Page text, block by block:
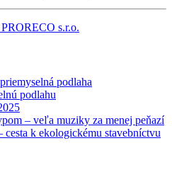
s.r.o.
podlaha
podlahu
– veľa muziky za menej peňazí
cesta k ekologickému stavebníctvu